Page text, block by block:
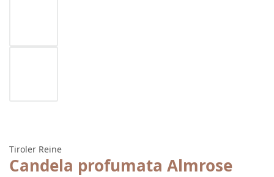
Tiroler Reine
Candela profumata Almrose